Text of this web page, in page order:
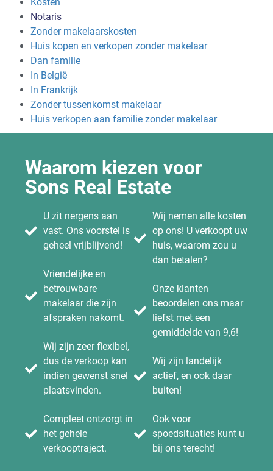
Notaris
Zonder makelaarskosten
Huis kopen en verkopen zonder makelaar
Dan familie
In België
In Frankrijk
Zonder tussenkomst makelaar
Huis verkopen aan familie zonder makelaar
Waarom kiezen voor
Sons Real Estate
U zit nergens aan
vast. Ons voorstel is
geheel vrijblijvend!
Vriendelijke en
betrouwbare
makelaar die zijn
afspraken nakomt.
Wij zijn zeer flexibel,
dus de verkoop kan
indien gewenst snel
plaatsvinden.
Compleet ontzorgt in
het gehele
verkooptraject.
Wij nemen alle kosten
op ons! U verkoopt uw
huis, waarom zou u
dan betalen?
Onze klanten
beoordelen ons maar
liefst met een
gemiddelde van 9,6!
Wij zijn landelijk
actief, en ook daar
buiten!
Ook voor
spoedsituaties kunt u
bij ons terecht!